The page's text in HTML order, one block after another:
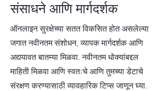
संसाधने आणि मार्गदर्शक
ऑनलाइन सुरक्षेच्या सतत विकसित होत असलेल्या
जगात नवीनतम संशोधन, व्यापक मार्गदर्शक आणि
अद्ययावत बातम्या मिळवा. नवीनतम धोक्यांबद्दल
माहिती मिळवा आणि स्वतःचे आणि तुमच्या डेटाचे
संरक्षण करण्यासाठी व्यावहारिक टिप्स जाणून घ्या.